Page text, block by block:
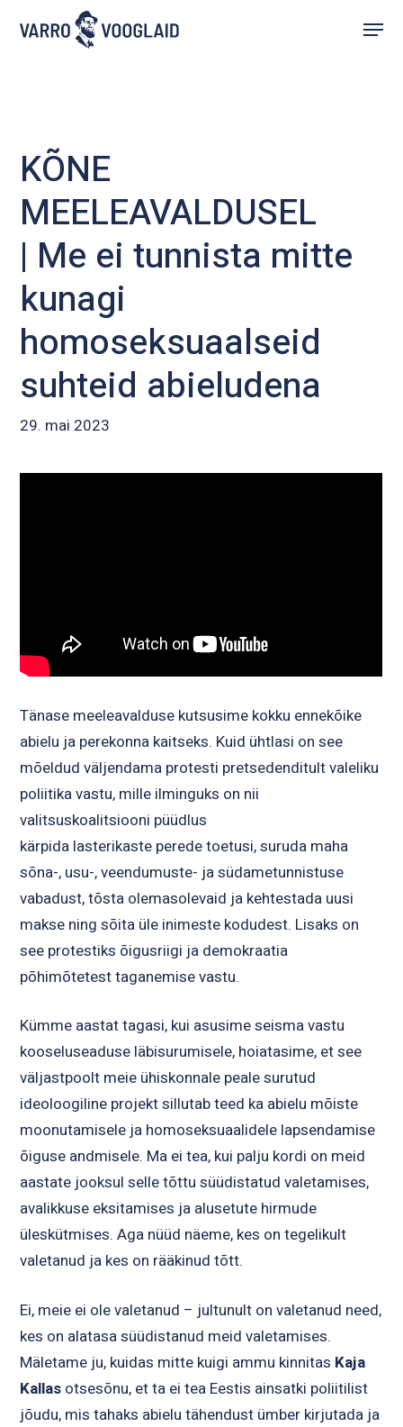
Menu
KÕNE
MEELEAVALDUSEL
| Me ei tunnista mitte
kunagi
homoseksuaalseid
suhteid abieludena
29. mai 2023
Tänase meeleavalduse kutsusime kokku ennekõike
abielu ja perekonna kaitseks. Kuid ühtlasi on see
mõeldud väljendama protesti pretsedenditult valeliku
poliitika vastu, mille ilminguks on nii
valitsuskoalitsiooni püüdlus
kärpida lasterikaste perede toetusi, suruda maha
sõna-, usu-, veendumuste- ja südametunnistuse
vabadust, tõsta olemasolevaid ja kehtestada uusi
makse ning sõita üle inimeste kodudest. Lisaks on
see protestiks õigusriigi ja demokraatia
põhimõtetest taganemise vastu.
Kümme aastat tagasi, kui asusime seisma vastu
kooseluseaduse läbisurumisele, hoiatasime, et see
väljastpoolt meie ühiskonnale peale surutud
ideoloogiline projekt sillutab teed ka abielu mõiste
moonutamisele ja homoseksuaalidele lapsendamise
õiguse andmisele. Ma ei tea, kui palju kordi on meid
aastate jooksul selle tõttu süüdistatud valetamises,
avalikkuse eksitamises ja alusetute hirmude
üleskütmises. Aga nüüd näeme, kes on tegelikult
valetanud ja kes on rääkinud tõtt.
Ei, meie ei ole valetanud – jultunult on valetanud need,
kes on alatasa süüdistanud meid valetamises.
Mäletame ju, kuidas mitte kuigi ammu kinnitas Kaja
Kallas otsesõnu, et ta ei tea Eestis ainsatki poliitilist
jõudu, mis tahaks abielu tähendust ümber kirjutada ja